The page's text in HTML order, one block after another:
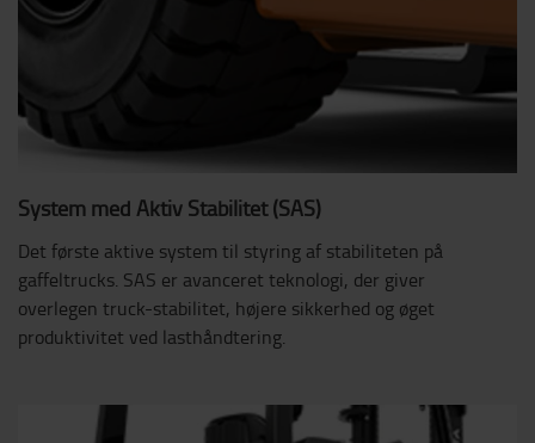
System med Aktiv Stabilitet (SAS)
Det første aktive system til styring af stabiliteten på
gaffeltrucks. SAS er avanceret teknologi, der giver
overlegen truck-stabilitet, højere sikkerhed og øget
produktivitet ved lasthåndtering.